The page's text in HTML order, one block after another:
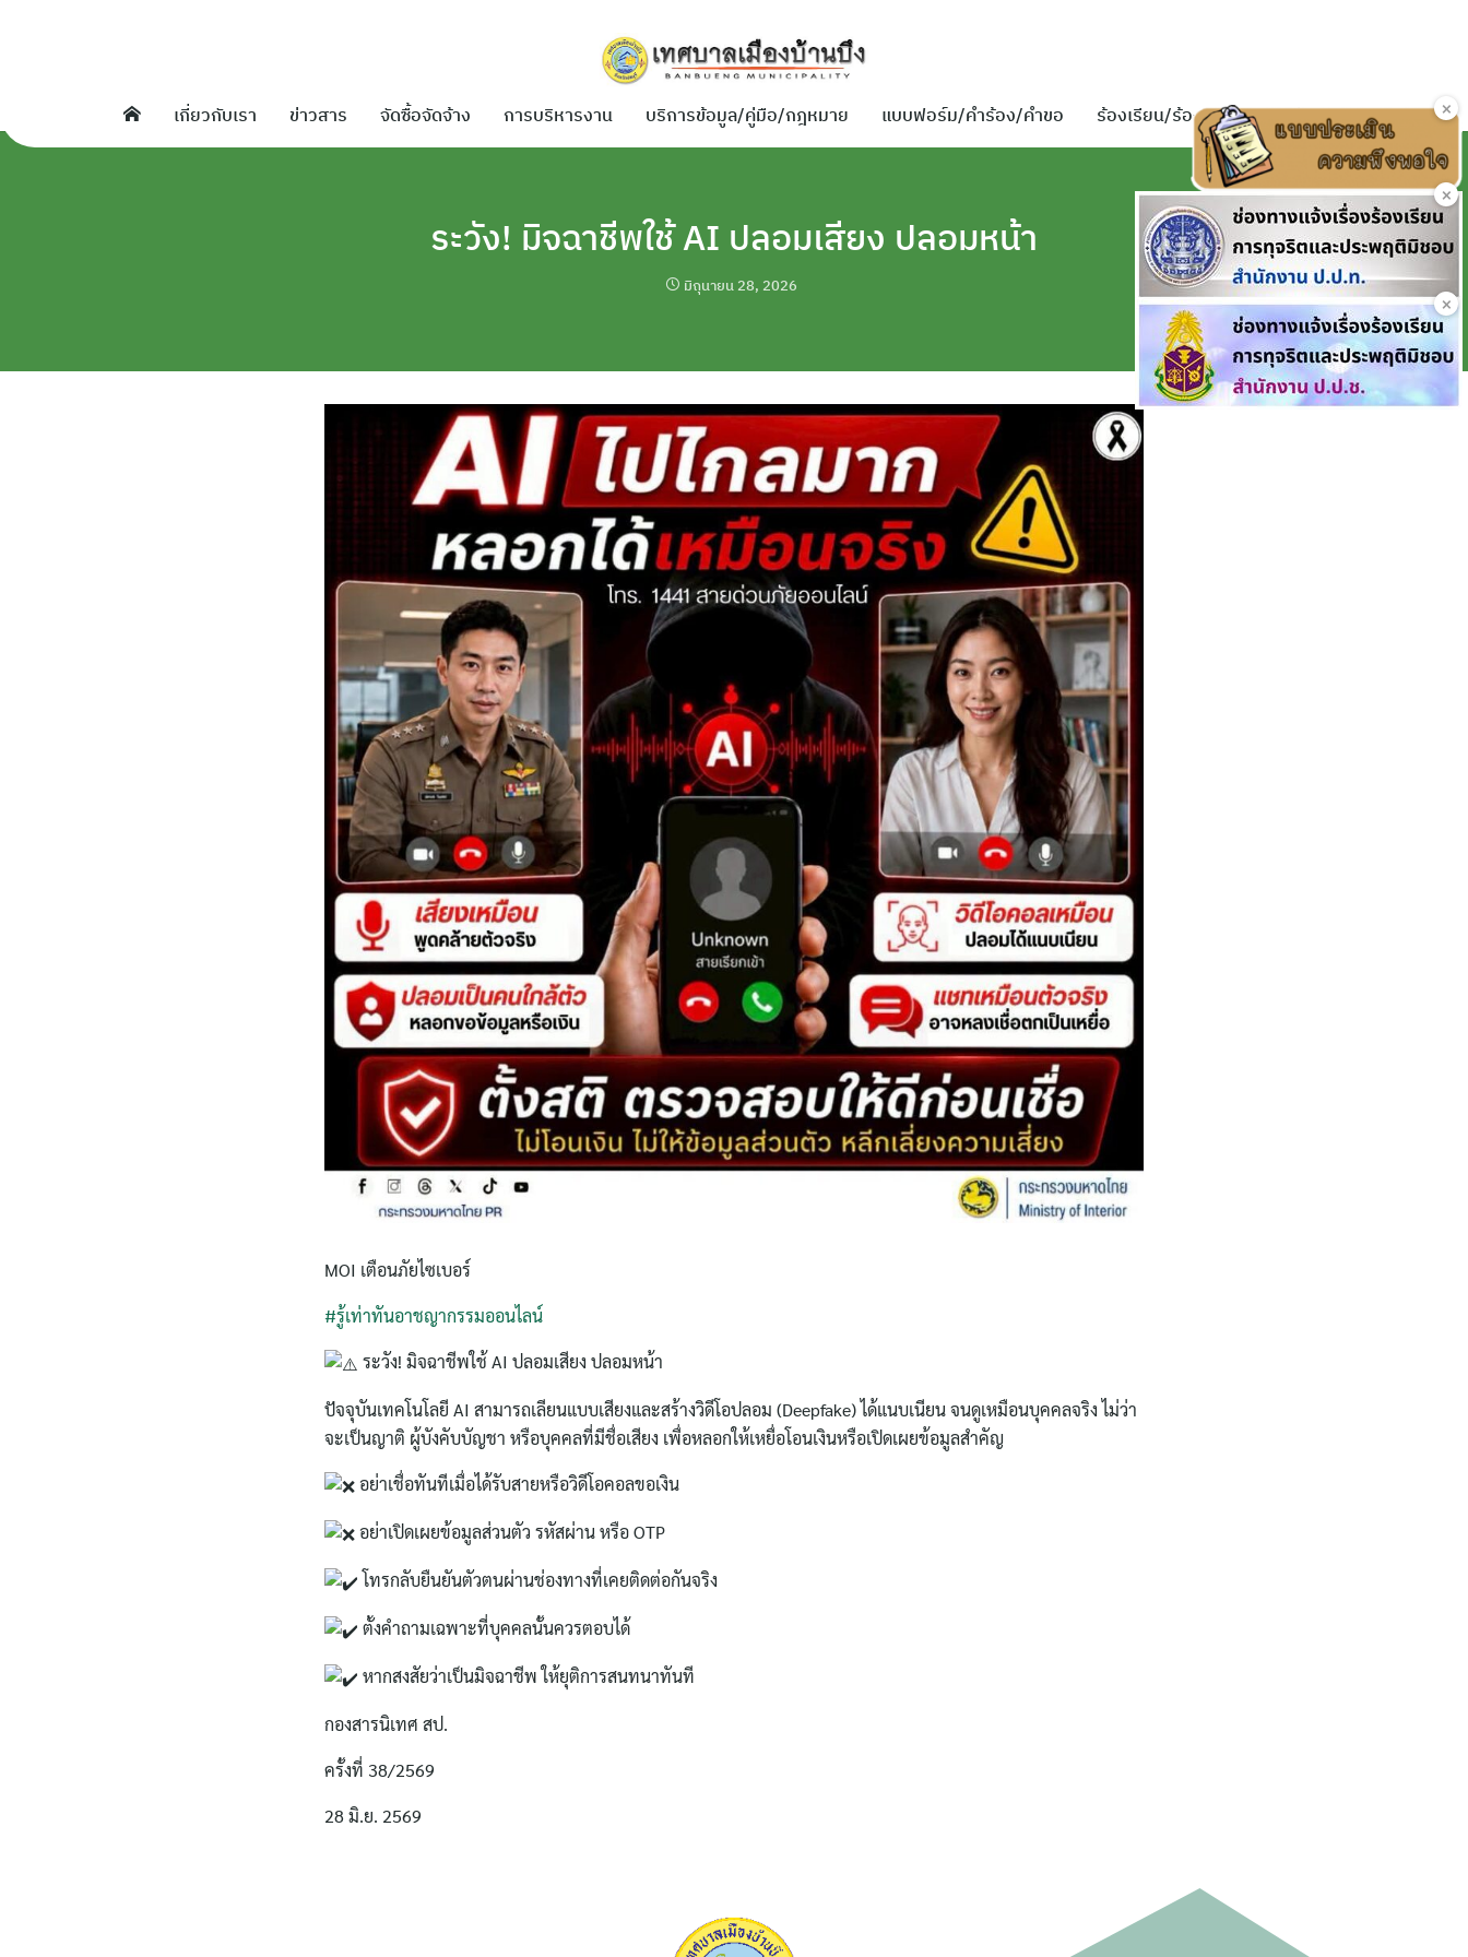
เกี่ยวกับเรา ข่าวสาร จัดซื้อจัดจ้าง การบริหารงาน บริการข้อมูล/คู่มือ/กฎหมาย แบบฟอร์ม/คำร้อง/คำขอ ร้องเรียน/ร้องทุกข์ ติดต่อเรา
ค้นหา
สำหรับ:
ระวัง! มิจฉาชีพใช้ AI ปลอมเสียง ปลอมหน้า
มิถุนายน 28, 2026
MOI เตือนภัยไซเบอร์
#รู้เท่าทันอาชญากรรมออนไลน์
ระวัง! มิจฉาชีพใช้ AI ปลอมเสียง ปลอมหน้า
ปัจจุบันเทคโนโลยี AI สามารถเลียนแบบเสียงและสร้างวิดีโอปลอม (Deepfake) ได้แนบเนียน จนดูเหมือนบุคคลจริง ไม่ว่า
จะเป็นญาติ ผู้บังคับบัญชา หรือบุคคลที่มีชื่อเสียง เพื่อหลอกให้เหยื่อโอนเงินหรือเปิดเผยข้อมูลสำคัญ
อย่าเชื่อทันทีเมื่อได้รับสายหรือวิดีโอคอลขอเงิน
อย่าเปิดเผยข้อมูลส่วนตัว รหัสผ่าน หรือ OTP
โทรกลับยืนยันตัวตนผ่านช่องทางที่เคยติดต่อกันจริง
ตั้งคำถามเฉพาะที่บุคคลนั้นควรตอบได้
หากสงสัยว่าเป็นมิจฉาชีพ ให้ยุติการสนทนาทันที
กองสารนิเทศ สป.
ครั้งที่ 38/2569
28 มิ.ย. 2569
×
×
×